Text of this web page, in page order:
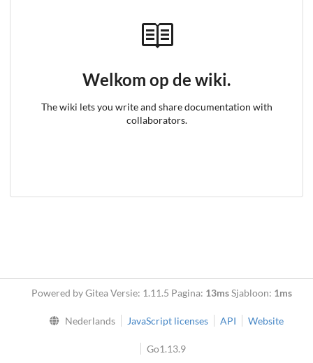
Welkom op de wiki.
The wiki lets you write and share documentation with
collaborators.
Powered by Gitea Versie: 1.11.5 Pagina: 13msSjabloon: 1ms
Nederlands JavaScript licenses API Website
Go1.13.9